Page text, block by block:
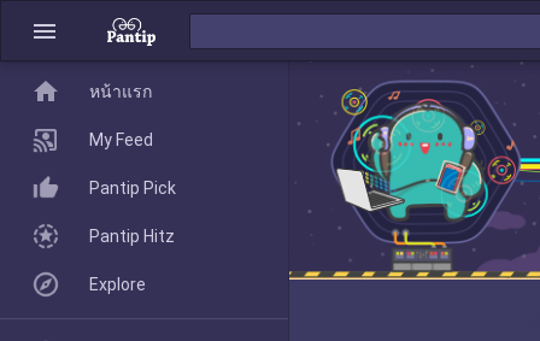
menu
home
Pantip Pick
home หน้าแรก
My Feed
Pantip Pick
Pantip Hitz
Explore